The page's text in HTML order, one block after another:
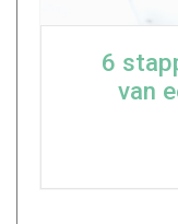
6
van